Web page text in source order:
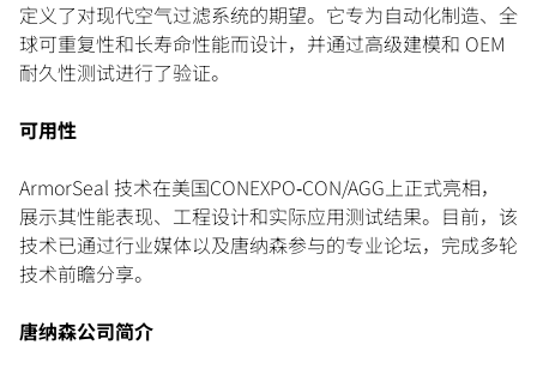
定义了对现代空气过滤系统的期望。它专为自动化制造、全
球可重复性和长寿命性能而设计，并通过高级建模和 OEM
耐久性测试进行了验证。
可用性
ArmorSeal 技术在美国CONEXPO‑CON/AGG上正式亮相，
展示其性能表现、工程设计和实际应用测试结果。目前，该
技术已通过行业媒体以及唐纳森参与的专业论坛，完成多轮
技术前瞻分享。
唐纳森公司简介